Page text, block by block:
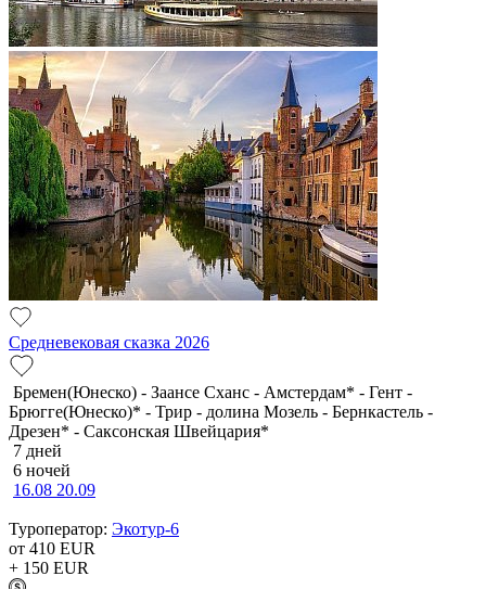
Средневековая сказка 2026
Бремен(Юнеско) - Заансе Сханс - Амстердам* - Гент -
Брюгге(Юнеско)* - Трир - долина Мозель - Бернкастель -
Дрезен* - Саксонская Швейцария*
7 дней
6 ночей
16.08 20.09
Туроператор: Экотур-6
от 410 EUR
+ 150 EUR